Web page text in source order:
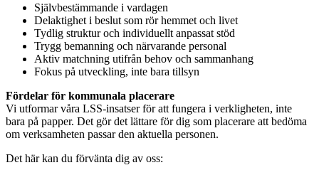
Självbestämmande i vardagen
Delaktighet i beslut som rör hemmet och livet
Tydlig struktur och individuellt anpassat stöd
Trygg bemanning och närvarande personal
Aktiv matchning utifrån behov och sammanhang
Fokus på utveckling, inte bara tillsyn
Fördelar för kommunala placerare
Vi utformar våra LSS-insatser för att fungera i verkligheten, inte
bara på papper. Det gör det lättare för dig som placerare att bedöma
om verksamheten passar den aktuella personen.
Det här kan du förvänta dig av oss: